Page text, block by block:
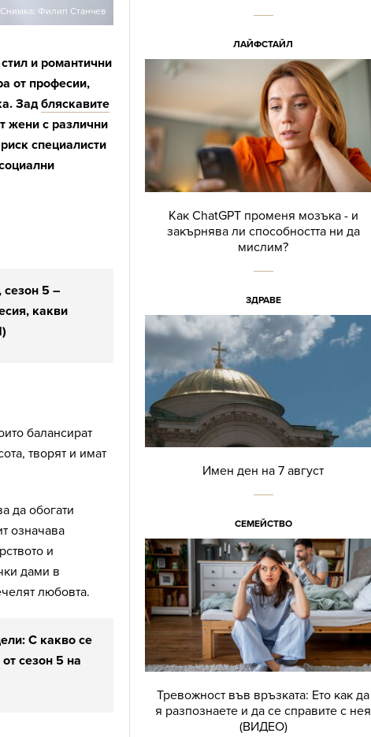
Снимка: Филип Станчев
и романтични
от професии,
Задбляскавите
жени с различни
специалисти
сезон 5 –
какви
балансират
творят и имат
да обогати
означава
и
дами в
любовта.
С какво се
сезон 5 на
ЛАЙФСТАЙЛ
Как ChatGPT променя мозъка - и
закърнява ли способността ни да
мислим?
ЗДРАВЕ
Имен ден на 7 август
СЕМЕЙСТВО
Тревожност във връзката: Ето как да
я разпознаете и да се справите с нея
(ВИДЕО)